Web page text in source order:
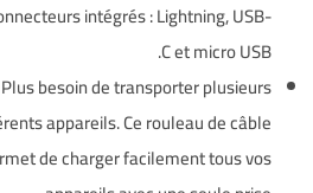
intégrés : Lightning, USB-
C et micro USB.
besoin de transporter plusieurs
appareils. Ce rouleau de câble
de charger facilement tous vos